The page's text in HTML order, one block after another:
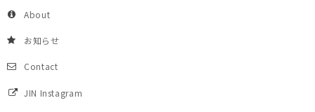
About
お知らせ
Contact
JIN Instagram